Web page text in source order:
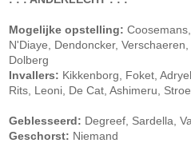
Mogelijke opstelling:
N'Diaye, Dendoncker,
Dolberg
Invallers: Kikkenborg, Foket,
Rits, Leoni, De Cat, Ashimeru,
Geblesseerd: Degreef, Sardella,
Geschorst: Niemand